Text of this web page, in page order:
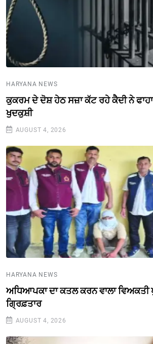
HARYANA NEWS
ਕੁਕਰਮ ਦੇ ਦੋਸ਼ ਹੇਠ ਸਜ਼ਾ ਕੱਟ ਰਹੇ ਕੈਦੀ ਨੇ ਫਾਹਾ
ਖੁਦਕੁਸ਼ੀ
AUGUST 4, 2026
HARYANA NEWS
ਅਧਿਆਪਕਾ ਦਾ ਕਤਲ ਕਰਨ ਵਾਲਾ ਵਿਅਕਤੀ
ਗ੍ਰਿਫ਼ਤਾਰ
AUGUST 4, 2026